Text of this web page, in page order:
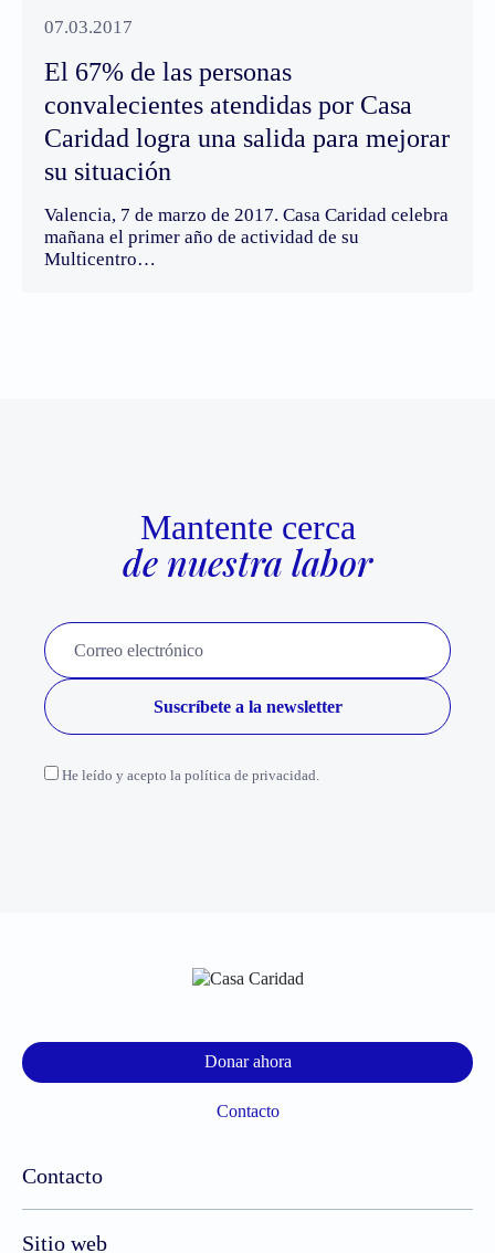
07.03.2017
El 67% de las personas
convalecientes atendidas por Casa
Caridad logra una salida para mejorar
su situación
Valencia, 7 de marzo de 2017. Casa Caridad celebra
mañana el primer año de actividad de su
Multicentro…
Mantente cerca
de nuestra labor
He leído y acepto la política de privacidad.
Contacto
Sitio web
Donar ahora
Contacto